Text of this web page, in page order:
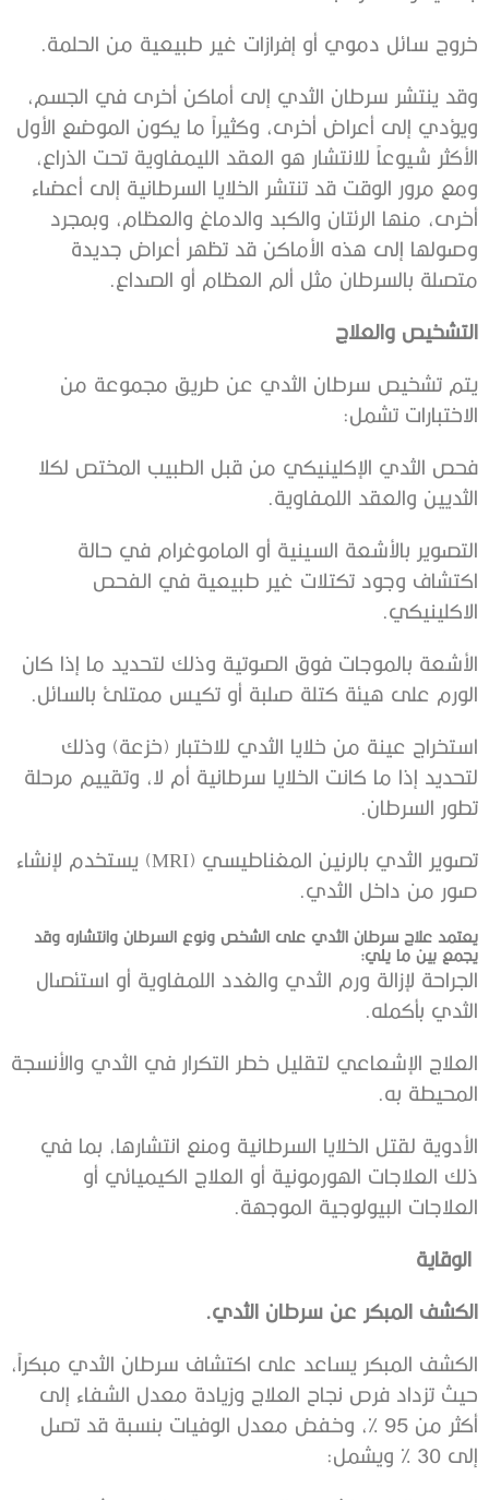
خروج سائل دموي أو إفرازات غير طبيعية من الحلمة.
وقد ينتشر سرطان الثدي إلى أماكن أخرى في الجسم،
ويؤدي إلى أعراض أخرى، وكثيراً ما يكون الموضع الأول
الأكثر شيوعاً للانتشار هو العقد الليمفاوية تحت الذراع،
ومع مرور الوقت قد تنتشر الخلايا السرطانية إلى أعضاء
أخرى، منها الرئتان والكبد والدماغ والعظام، وبمجرد
وصولها إلى هذه الأماكن قد تظهر أعراض جديدة
متصلة بالسرطان مثل ألم العظام أو الصداع.
التشخيص والعلاج
يتم تشخيص سرطان الثدي عن طريق مجموعة من
الاختبارات تشمل:
فحص الثدي الإكلينيكي من قبل الطبيب المختص لكلا
الثديين والعقد اللمفاوية.
التصوير بالأشعة السينية أو الماموغرام في حالة
اكتشاف وجود تكتلات غير طبيعية في الفحص
الاكلينيكي.
الأشعة بالموجات فوق الصوتية وذلك لتحديد ما إذا كان
الورم على هيئة كتلة صلبة أو تكيس ممتلئ بالسائل.
استخراج عينة من خلايا الثدي للاختبار (خزعة) وذلك
لتحديد إذا ما كانت الخلايا سرطانية أم لا، وتقييم مرحلة
تطور السرطان.
تصوير الثدي بالرنين المغناطيسي (MRI) يستخدم لإنشاء
صور من داخل الثدي.
يعتمد علاج سرطان الثدي على الشخص ونوع السرطان وانتشاره وقد
يجمع بين ما يلي:
الجراحة لإزالة ورم الثدي والغدد اللمفاوية أو استئصال
الثدي بأكمله.
العلاج الإشعاعي لتقليل خطر التكرار في الثدي والأنسجة
المحيطة به.
الأدوية لقتل الخلايا السرطانية ومنع انتشارها، بما في
ذلك العلاجات الهورمونية أو العلاج الكيميائي أو
العلاجات البيولوجية الموجهة.
الوقاية
الكشف المبكر عن سرطان الثدي.
الكشف المبكر يساعد على اكتشاف سرطان الثدي مبكراً،
حيث تزداد فرص نجاح العلاج وزيادة معدل الشفاء إلى
أكثر من 95 %، وخفض معدل الوفيات بنسبة قد تصل
إلى 30 % ويشمل: